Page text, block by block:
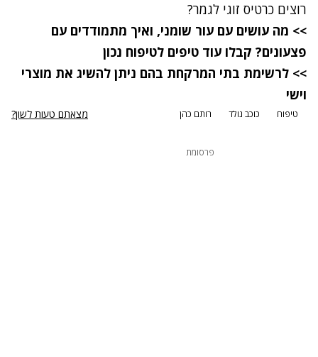
רוצים כרטיס זוגי לגמר?
>> מה עושים עם עור שומני, ואיך מתמודדים עם
פצעונים? קבלו עוד טיפים לטיפוח נכון
>> לרשימת בתי המרקחת בהם ניתן להשיג את מוצרי
וישי
טיפוח כוכב נולד רותם כהן מצאתם טעות לשון?
פרסומת